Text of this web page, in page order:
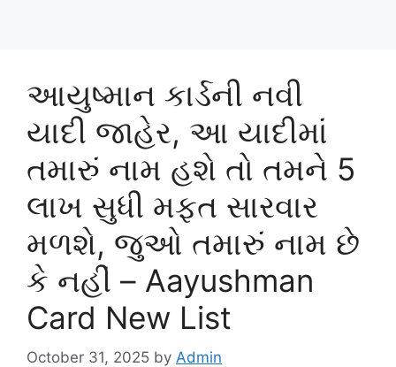
આયુષ્માન કાર્ડની નવી
યાદી જાહેર, આ યાદીમાં
તમારું નામ હશે તો તમને 5
લાખ સુધી મફત સારવાર
મળશે, જુઓ તમારું નામ છે
કે નહીં – Aayushman
Card New List
October 31, 2025 by Admin